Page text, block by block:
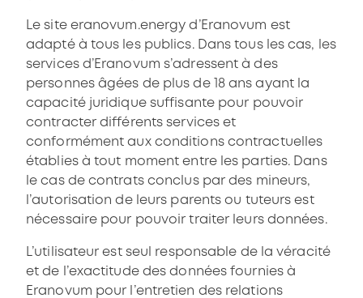
Le site eranovum.energy d’Eranovum est
adapté à tous les publics. Dans tous les cas, les
services d’Eranovum s’adressent à des
personnes âgées de plus de 18 ans ayant la
capacité juridique suffisante pour pouvoir
contracter différents services et
conformément aux conditions contractuelles
établies à tout moment entre les parties. Dans
le cas de contrats conclus par des mineurs,
l’autorisation de leurs parents ou tuteurs est
nécessaire pour pouvoir traiter leurs données.
L’utilisateur est seul responsable de la véracité
et de l’exactitude des données fournies à
Eranovum pour l’entretien des relations